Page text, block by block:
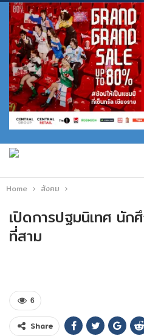
Home สังคม
เปิดการปฐมนิเทศ นัก
ที่สาม
6
Share